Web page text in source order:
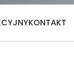
KONTAKT